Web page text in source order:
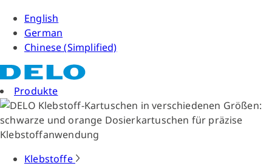
English
German
Chinese (Simplified)
Produkte
Klebstoffe